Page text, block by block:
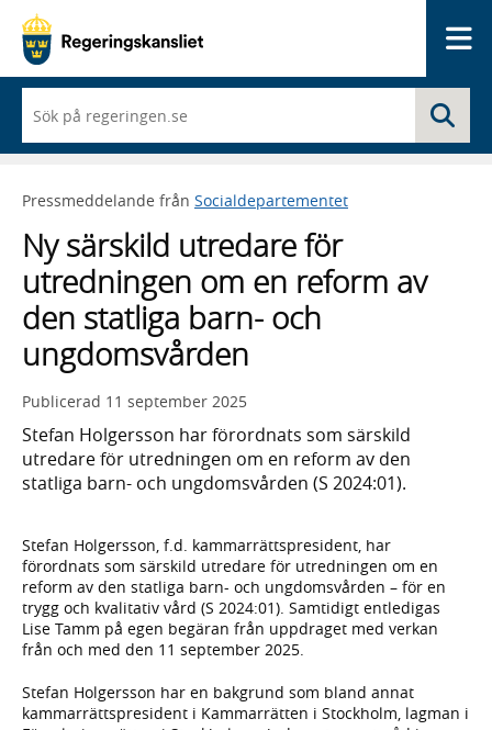
du
börjar
skriva
framträder
lista
med
sökförslag
Pressmeddelande från Socialdepartementet
Ny särskild utredare för
utredningen om en reform av
den statliga barn- och
ungdomsvården
Publicerad 11 september 2025
Stefan Holgersson har förordnats som särskild
utredare för utredningen om en reform av den
statliga barn- och ungdomsvården (S 2024:01).
Stefan Holgersson, f.d. kammarrättspresident, har
förordnats som särskild utredare för utredningen om en
reform av den statliga barn- och ungdomsvården – för en
trygg och kvalitativ vård (S 2024:01). Samtidigt entledigas
Lise Tamm på egen begäran från uppdraget med verkan
från och med den 11 september 2025.
Stefan Holgersson har en bakgrund som bland annat
kammarrättspresident i Kammarrätten i Stockholm, lagman i